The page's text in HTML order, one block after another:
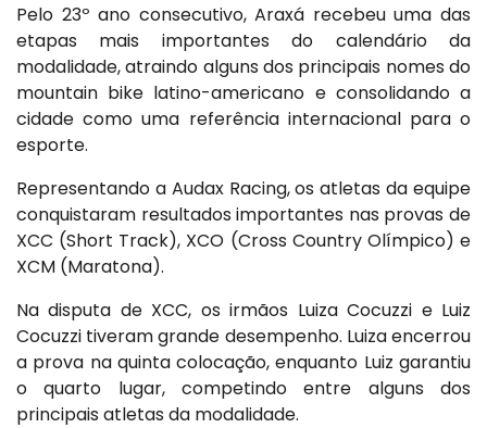
Pelo 23º ano consecutivo, Araxá recebeu uma das
etapas mais importantes do calendário da
modalidade, atraindo alguns dos principais nomes do
mountain bike latino-americano e consolidando a
cidade como uma referência internacional para o
esporte.
Representando a Audax Racing, os atletas da equipe
conquistaram resultados importantes nas provas de
XCC (Short Track), XCO (Cross Country Olímpico) e
XCM (Maratona).
Na disputa de XCC, os irmãos Luiza Cocuzzi e Luiz
Cocuzzi tiveram grande desempenho. Luiza encerrou
a prova na quinta colocação, enquanto Luiz garantiu
o quarto lugar, competindo entre alguns dos
principais atletas da modalidade.